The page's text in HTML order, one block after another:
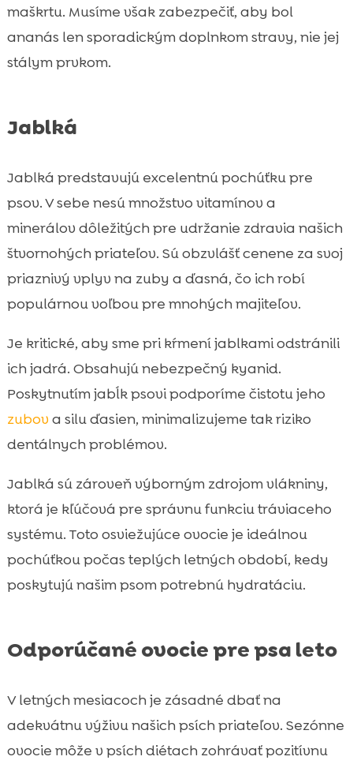
maškrtu. Musíme však zabezpečiť, aby bol
ananás len sporadickým doplnkom stravy, nie jej
stálym prvkom.
Jablká
Jablká predstavujú excelentnú pochúťku pre
psov. V sebe nesú množstvo vitamínov a
minerálov dôležitých pre udržanie zdravia našich
štvornohých priateľov. Sú obzvlášť cenene za svoj
priaznivý vplyv na zuby a ďasná, čo ich robí
populárnou voľbou pre mnohých majiteľov.
Je kritické, aby sme pri kŕmení jablkami odstránili
ich jadrá. Obsahujú nebezpečný kyanid.
Poskytnutím jabĺk psovi podporíme čistotu jeho
zubova silu ďasien, minimalizujeme tak riziko
dentálnych problémov.
Jablká sú zároveň výborným zdrojom vlákniny,
ktorá je kľúčová pre správnu funkciu tráviaceho
systému. Toto osviežujúce ovocie je ideálnou
pochúťkou počas teplých letných období, kedy
poskytujú našim psom potrebnú hydratáciu.
Odporúčané ovocie pre psa leto
V letných mesiacoch je zásadné dbať na
adekvátnu výživu našich psích priateľov. Sezónne
ovocie môže v psích diétach zohrávať pozitívnu